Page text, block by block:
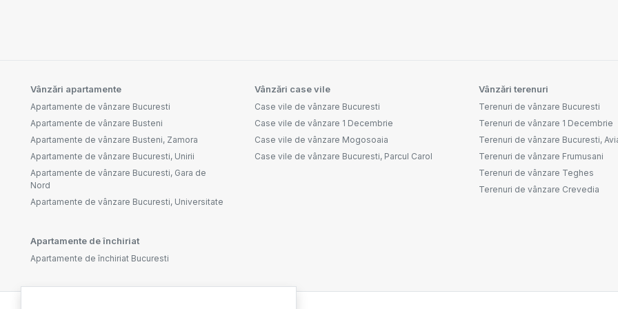
Vânzări apartamente
Apartamente de vânzare Bucuresti
Apartamente de vânzare Busteni
Apartamente de vânzare Busteni, Zamora
Apartamente de vânzare Bucuresti, Unirii
Apartamente de vânzare Bucuresti, Gara de
Nord
Apartamente de vânzare Bucuresti, Universitate
Vânzări case vile
Case vile de vânzare Bucuresti
Case vile de vânzare 1 Decembrie
Case vile de vânzare Mogosoaia
Case vile de vânzare Bucuresti, Parcul Carol
Vânzări terenuri
Terenuri de vânzare Bucuresti
Terenuri de vânzare 1 Decembrie
Terenuri de vânzare Bucuresti,
Terenuri de vânzare Frumusani
Terenuri de vânzare Teghes
Terenuri de vânzare Crevedia
Apartamente de închiriat
Apartamente de închiriat Bucuresti